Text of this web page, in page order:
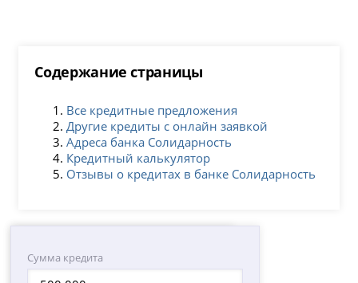
Содержание страницы
Все кредитные предложения
Другие кредиты с онлайн заявкой
Адреса банка Солидарность
Кредитный калькулятор
Отзывы о кредитах в банке Солидарность
Сумма кредита